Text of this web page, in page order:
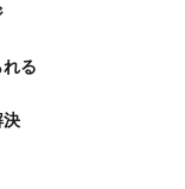
る
決